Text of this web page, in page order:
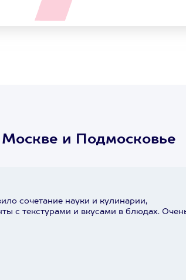
и Подмосковье
сочетание науки и кулинарии,
с текстурами и вкусами в блюдах.